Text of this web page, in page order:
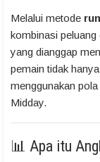
Melalui metode
kombinasi peluang
yang dianggap
pemain tidak
menggunakan
Midday.
📊 Apa itu